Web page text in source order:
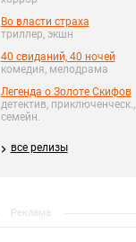
Во власти страха
триллер, экшн
40 свиданий, 40 ночей
комедия, мелодрама
Легенда о Золоте Скифов
детектив, приключенческ.,
семейн.
все релизы
Реклама